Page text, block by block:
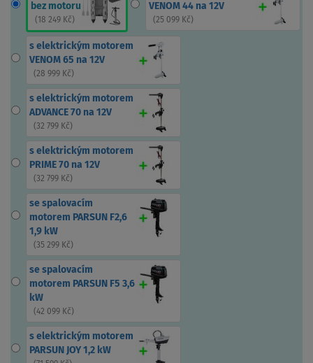
bez motoru
( 18 249 Kč)
VENOM 44 na 12V
(25 099 Kč)
s elektrickým motorem
VENOM 65 na 12V
(28 999 Kč)
s elektrickým motorem
ADVANCE 70 na 12V
(32 799 Kč)
s elektrickým motorem
PRIME 70 na 12V
(32 799 Kč)
se spalovacím
motorem PARSUN F2,6
1,9 kW
(35 299 Kč)
se spalovacím
motorem PARSUN F5 3,6
kW
(42 099 Kč)
s elektrickým motorem
PARSUN JOY 1,2 kW